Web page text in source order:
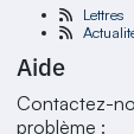
Lettres
Aide
Contactez-
problème :